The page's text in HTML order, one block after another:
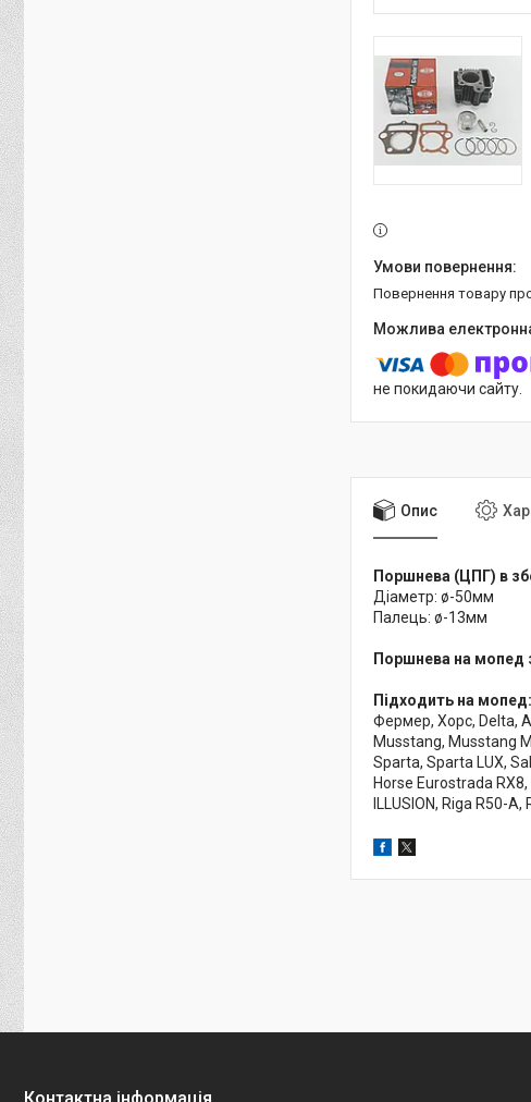
повернення товару
не покидаючи сайту.
Опис
Поршнева (ЦПГ) в
Діаметр: ø-50мм
Палець: ø-13мм
Поршнева на мопед
Підходить на мопед:
Фермер, Хорс, Delta,
Musstang, Musstang
Sparta, Sparta LUX,
Horse Eurostrada
ILLUSION, Riga R50-A,